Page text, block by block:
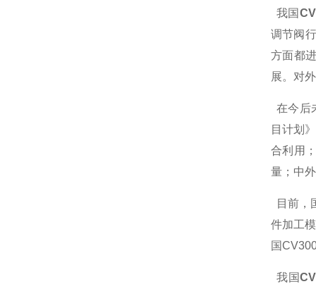
我国
调节阀
方面都
展。对
在今后
目计划
合利用
量；中
目前，
件加工
国
我国